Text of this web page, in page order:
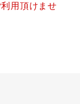
用頂けませ